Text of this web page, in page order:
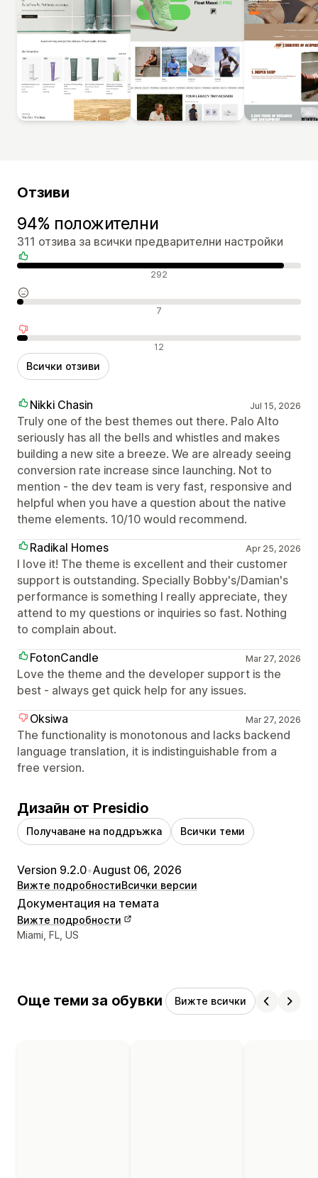
Отзиви
94% положителни
311 отзива за всички предварителни настройки
Положителни отзиви 292
Неутрални отзиви 7
Отрицателни отзиви 12
Всички отзиви
Nikki Chasin Jul 15, 2026
Truly one of the best themes out there. Palo Alto
seriously has all the bells and whistles and makes
building a new site a breeze. We are already seeing
conversion rate increase since launching. Not to
mention - the dev team is very fast, responsive and
helpful when you have a question about the native
theme elements. 10/10 would recommend.
Radikal Homes
Apr 25, 2026
I love it! The theme is excellent and their customer
support is outstanding. Specially Bobby's/Damian's
performance is something I really appreciate, they
attend to my questions or inquiries so fast. Nothing
to complain about.
FotonCandle
Mar 27, 2026
Love the theme and the developer support is the
best - always get quick help for any issues.
Oksiwa
Mar 27, 2026
The functionality is monotonous and lacks backend
language translation, it is indistinguishable from a
free version.
Дизайн от Presidio
Получаване на поддръжка Всички теми
Version 9.2.0•August 06, 2026
Вижте подробностиВсички версии
Документация на темата
Вижте подробности
Данни за връзка с дизайнера
Miami, FL, US
Още теми за обувки Вижте всички